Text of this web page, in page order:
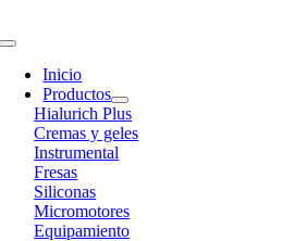
to
Toggle
Navigation
Inicio
Productos
Hialurich Plus
Cremas y geles
Instrumental
Fresas
Siliconas
Micromotores
Equipamiento